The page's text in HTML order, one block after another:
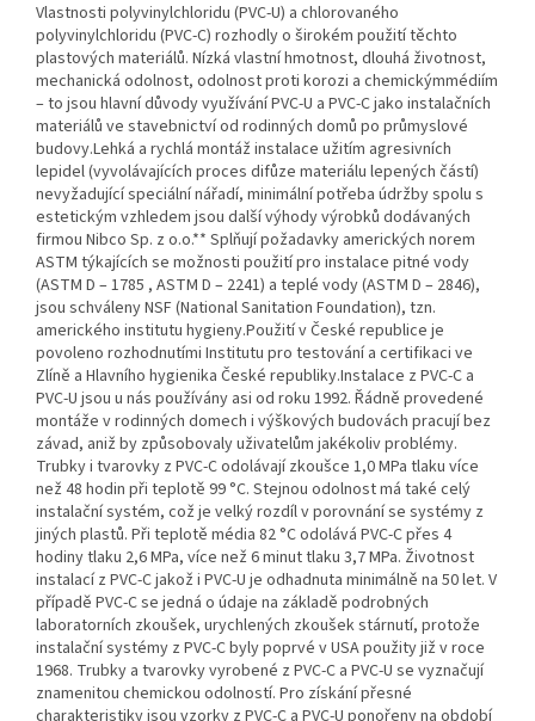
Vlastnosti polyvinylchloridu (PVC-U) a chlorovaného
polyvinylchloridu (PVC-C) rozhodly o širokém použití těchto
plastových materiálů. Nízká vlastní hmotnost, dlouhá životnost,
mechanická odolnost, odolnost proti korozi a chemickýmmédiím
– to jsou hlavní důvody využívání PVC-U a PVC-C jako instalačních
materiálů ve stavebnictví od rodinných domů po průmyslové
budovy.Lehká a rychlá montáž instalace užitím agresivních
lepidel (vyvolávajících proces difůze materiálu lepených částí)
nevyžadující speciální nářadí, minimální potřeba údržby spolu s
estetickým vzhledem jsou další výhody výrobků dodávaných
firmou Nibco Sp. z o.o.** Splňují požadavky amerických norem
ASTM týkajících se možnosti použití pro instalace pitné vody
(ASTM D – 1785 , ASTM D – 2241) a teplé vody (ASTM D – 2846),
jsou schváleny NSF (National Sanitation Foundation), tzn.
amerického institutu hygieny.Použití v České republice je
povoleno rozhodnutími Institutu pro testování a certifikaci ve
Zlíně a Hlavního hygienika České republiky.Instalace z PVC-C a
PVC-U jsou u nás používány asi od roku 1992. Řádně provedené
montáže v rodinných domech i výškových budovách pracují bez
závad, aniž by způsobovaly uživatelům jakékoliv problémy.
Trubky i tvarovky z PVC-C odolávají zkoušce 1,0 MPa tlaku více
než 48 hodin při teplotě 99 °C. Stejnou odolnost má také celý
instalační systém, což je velký rozdíl v porovnání se systémy z
jiných plastů. Při teplotě média 82 °C odolává PVC-C přes 4
hodiny tlaku 2,6 MPa, více než 6 minut tlaku 3,7 MPa. Životnost
instalací z PVC-C jakož i PVC-U je odhadnuta minimálně na 50 let. V
případě PVC-C se jedná o údaje na základě podrobných
laboratorních zkoušek, urychlených zkoušek stárnutí, protože
instalační systémy z PVC-C byly poprvé v USA použity již v roce
1968. Trubky a tvarovky vyrobené z PVC-C a PVC-U se vyznačují
znamenitou chemickou odolností. Pro získání přesné